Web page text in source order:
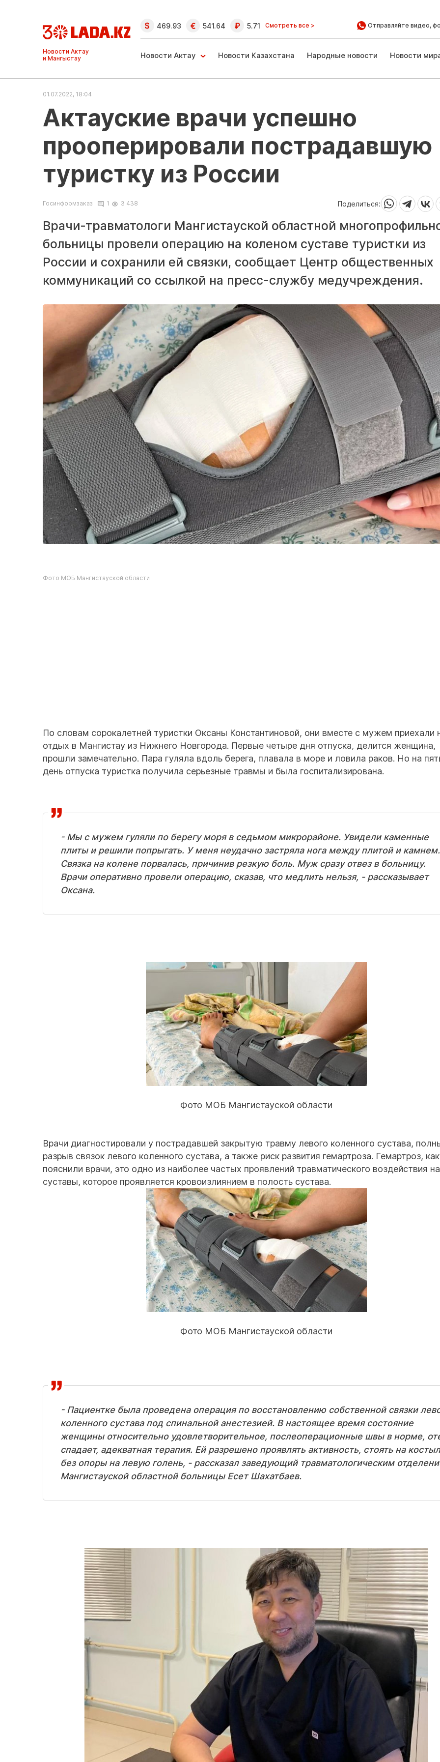
Ақтау және
Манғыстау
жаңалықтары
469.93 541.64 5.71 Смотреть все > Отправляйте видео,
Новости Актау Новости Казахстана Народные новости Новости
01.07.2022, 18:04
Актауские врачи успешно
прооперировали пострадавшую
туристку из России
Госинформзаказ 1 3 438 Поделиться:
Врачи-травматологи Мангистауской областной
больницы провели операцию на коленом суставе туристки из
России и сохранили ей связки, сообщает Центр общественных
коммуникаций со ссылкой на пресс-службу медучреждения.
Фото МОБ Мангистауской области
По словам сорокалетней туристки Оксаны Константиновой, они вместе с мужем приехали
отдых в Мангистау из Нижнего Новгорода. Первые четыре дня отпуска, делится женщина,
прошли замечательно. Пара гуляла вдоль берега, плавала в море и ловила раков. Но на
день отпуска туристка получила серьезные травмы и была госпитализирована.
- Мы с мужем гуляли по берегу моря в седьмом микрорайоне. Увидели каменные
плиты и решили попрыгать. У меня неудачно застряла нога между плитой и камнем.
Связка на колене порвалась, причинив резкую боль. Муж сразу отвез в больницу.
Врачи оперативно провели операцию, сказав, что медлить нельзя, - рассказывает
Оксана.
Фото МОБ Мангистауской области
Врачи диагностировали у пострадавшей закрытую травму левого коленного сустава,
разрыв связок левого коленного сустава, а также риск развития гемартроза. Гемартроз, как
пояснили врачи, это одно из наиболее частых проявлений травматического воздействия на
суставы, которое проявляется кровоизлиянием в полость сустава.
Фото МОБ Мангистауской области
- Пациентке была проведена операция по восстановлению собственной связки
коленного сустава под спинальной анестезией. В настоящее время состояние
женщины относительно удовлетворительное, послеоперационные швы в норме,
спадает, адекватная терапия. Ей разрешено проявлять активность, стоять на
без опоры на левую голень, - рассказал заведующий травматологическим
Мангистауской областной больницы Есет Шахатбаев.